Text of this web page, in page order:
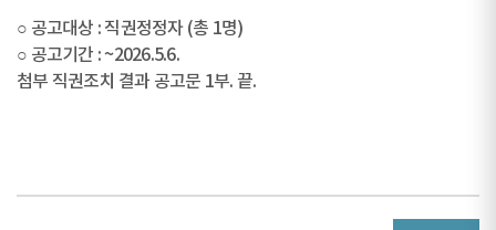
○ 공고대상 : 직권정정자 (총 1명)
○ 공고기간 : ~2026.5.6.
첨부 직권조치 결과 공고문 1부. 끝.